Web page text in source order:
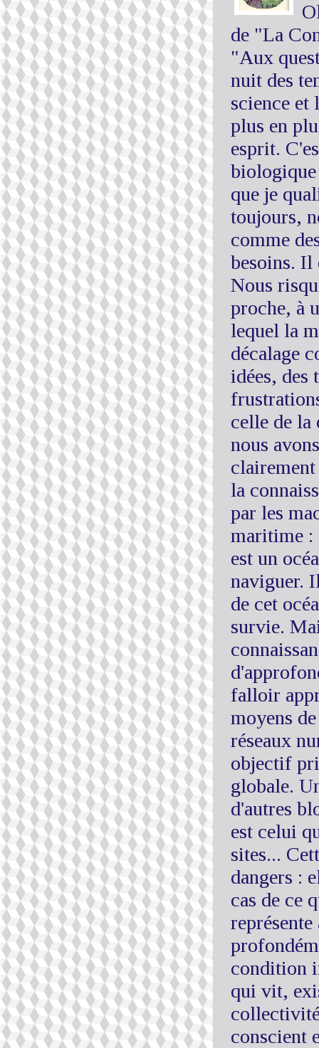
de "La
"Aux
nuit des
science et
plus en
esprit.
que je
toujours,
comme
besoins.
Nous
proche, à
lequel la
décalage
idées, des
celle de la
nous
la
par les
maritime :
est un
naviguer.
de cet
survie.
falloir
moyens
réseaux
objectif
globale.
d'autres
est celui
sites...
dangers :
cas de ce
condition
qui vit,
conscient